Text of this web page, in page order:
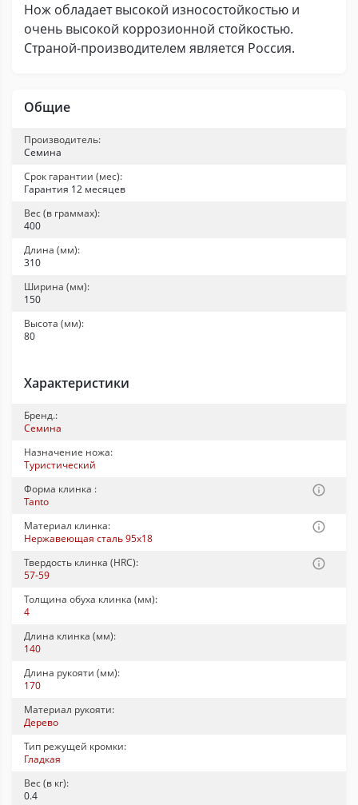
Нож обладает высокой износостойкостью и
очень высокой коррозионной стойкостью.
Страной-производителем является Россия.
Общие
Производитель:
Семина
Срок гарантии (мес):
Гарантия 12 месяцев
Вес (в граммах):
400
Длина (мм):
310
Ширина (мм):
150
Высота (мм):
80
Характеристики
Бренд.:
Семина
Назначение ножа:
Туристический
Форма клинка :
Tanto
Материал клинка:
Нержавеющая сталь 95x18
Твердость клинка (HRC):
57-59
Толщина обуха клинка (мм):
4
Длина клинка (мм):
140
Длина рукояти (мм):
170
Материал рукояти:
Дерево
Тип режущей кромки:
Гладкая
Вес (в кг):
0.4